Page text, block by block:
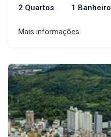
2 Quartos 1 Banheiro
Mais informações